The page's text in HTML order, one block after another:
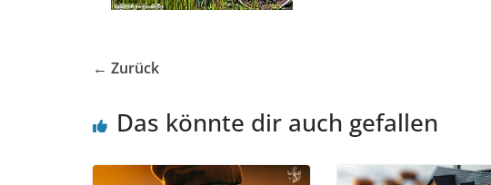
← Zurück
Das könnte dir auch gefallen